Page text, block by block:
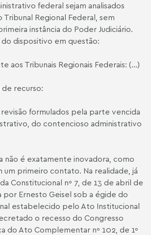
federal sejam analisados
Regional Federal, sem
instância do Poder Judiciário.
dispositivo em questão:
aos Tribunais Regionais Federais: (...)
de recurso:
formulados pela parte vencida
do contencioso administrativo
não é exatamente inovadora, como
primeiro contato. Na realidade, já
Constitucional nº 7, de 13 de abril de
por Ernesto Geisel sob a égide do
estabelecido pelo Ato Institucional
o recesso do Congresso
do Ato Complementar nº 102, de 1º